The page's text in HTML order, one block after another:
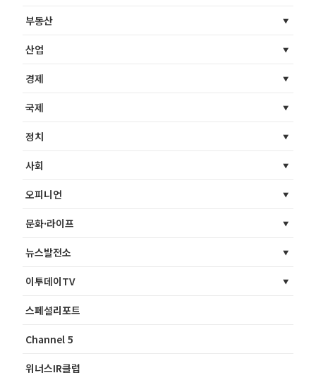
부동산
산업
경제
국제
정치
사회
오피니언
문화·라이프
뉴스발전소
이투데이TV
스페셜리포트
Channel 5
위너스IR클럽